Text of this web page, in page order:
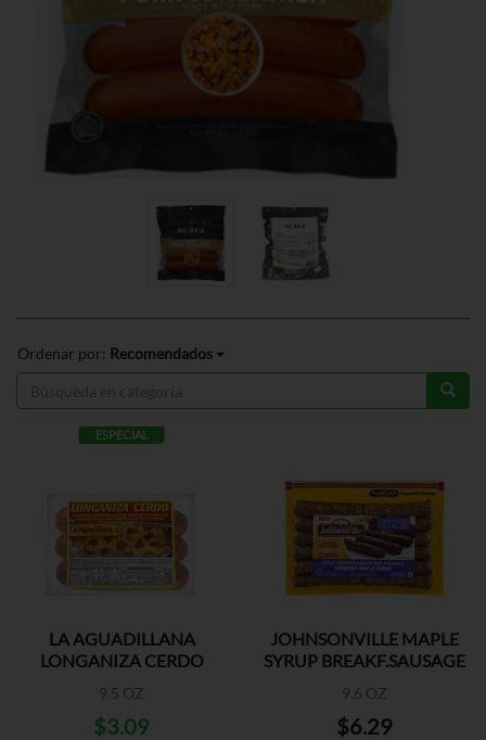
Ordenar por: Recomendados
ESPECIAL
LA AGUADILLANA
LONGANIZA CERDO
9.5 OZ
$3.09
JOHNSONVILLE MAPLE
SYRUP BREAKF.SAUSAGE
9.6 OZ
$6.29